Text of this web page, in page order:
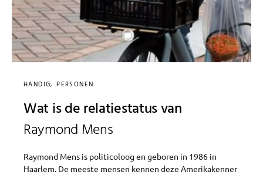
HANDIG PERSONEN
Wat is de relatiestatus van
Raymond Mens
Raymond Mens is politicoloog en geboren in 1986 in
Haarlem. De meeste mensen kennen deze Amerikakenner